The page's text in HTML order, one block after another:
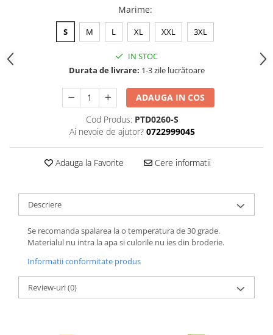
Marime:
S M L XL XXL 3XL
IN STOC
Durata de livrare: 1-3 zile lucrătoare
ADAUGA IN COS
Cod Produs: PTD0260-S
Ai nevoie de ajutor? 0722999045
Adauga la Favorite Cere informatii
Descriere
Se recomanda spalarea la o temperatura de 30 grade.
Materialul nu intra la apa si culorile nu ies din broderie.
Informatii conformitate produs
Review-uri(0)